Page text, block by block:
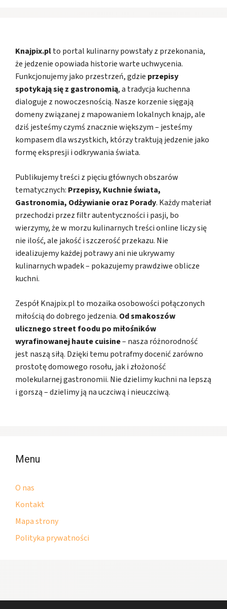
Knajpix.plto portal kulinarny powstały z przekonania,
że jedzenie opowiada historie warte uchwycenia.
Funkcjonujemy jako przestrzeń, gdzie przepisy
spotykają się z gastronomią, a tradycja kuchenna
dialoguje z nowoczesnością. Nasze korzenie sięgają
domeny związanej z mapowaniem lokalnych knajp, ale
dziś jesteśmy czymś znacznie większym – jesteśmy
kompasem dla wszystkich, którzy traktują jedzenie jako
formę ekspresji i odkrywania świata.
Publikujemy treści z pięciu głównych obszarów
tematycznych: Przepisy, Kuchnie świata,
Gastronomia, Odżywianie oraz Porady. Każdy materiał
przechodzi przez filtr autentyczności i pasji, bo
wierzymy, że w morzu kulinarnych treści online liczy się
nie ilość, ale jakość i szczerość przekazu. Nie
idealizujemy każdej potrawy ani nie ukrywamy
kulinarnych wpadek – pokazujemy prawdziwe oblicze
kuchni.
Zespół Knajpix.pl to mozaika osobowości połączonych
miłością do dobrego jedzenia. Od smakoszów
ulicznego street foodu po miłośników
wyrafinowanej haute cuisine– nasza różnorodność
jest naszą siłą. Dzięki temu potrafmy docenić zarówno
prostotę domowego rosołu, jak i złożoność
molekularnej gastronomii. Nie dzielimy kuchni na lepszą
i gorszą – dzielimy ją na uczciwą i nieuczciwą.
Menu
O nas
Kontakt
Mapa strony
Polityka prywatności